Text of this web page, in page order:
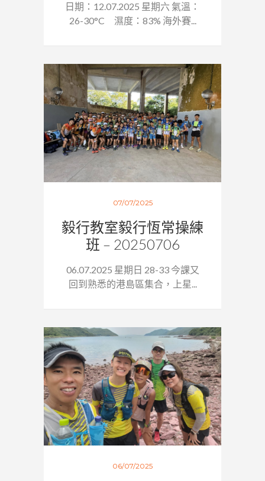
日期：12.07.2025 星期六 氣溫：
26-30°C 濕度：83% 海外賽...
07/07/2025
毅行教室毅行恆常操練
班 – 20250706
06.07.2025 星期日 28-33 今課又
回到熟悉的港島區集合，上星...
06/07/2025